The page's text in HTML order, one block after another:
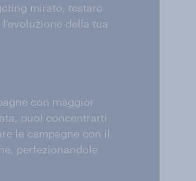
mirato, testare
della tua
con maggior
puoi concentrarti
le campagne con il
perfezionandole